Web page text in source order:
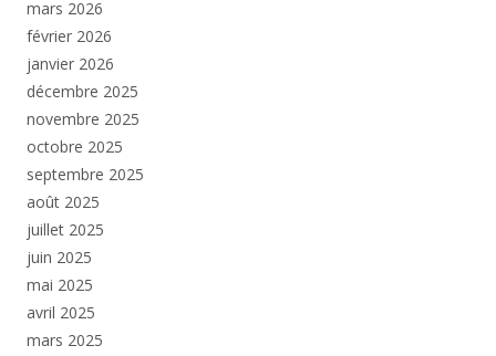
mars 2026
février 2026
janvier 2026
décembre 2025
novembre 2025
octobre 2025
septembre 2025
août 2025
juillet 2025
juin 2025
mai 2025
avril 2025
mars 2025